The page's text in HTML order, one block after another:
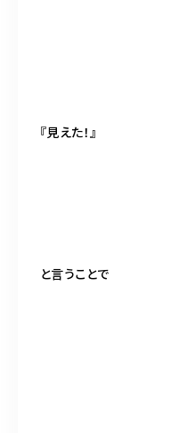
『見えた！』
と言うことで